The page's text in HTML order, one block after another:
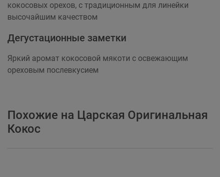
кокосовых орехов, с традиционным для линейки
высочайшим качеством
Дегустационные заметки
Яркий аромат кокосовой мякоти с освежающим
ореховым послевкусием
Похожие на Царская Оригинальная
Кокос